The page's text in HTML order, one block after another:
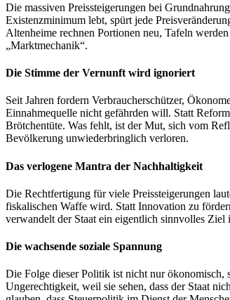
Die massiven Preissteigerungen bei
Existenzminimum lebt, spürt jede
Altenheime rechnen Portionen neu, Tafeln
„Marktmechanik“.
Die Stimme der Vernunft wird ignoriert
Seit Jahren fordern Verbraucherschützer,
Einnahmequelle nicht gefährden will. Statt
Brötchentüte. Was fehlt, ist der Mut, sich vom
Bevölkerung unwiederbringlich verloren.
Das verlogene Mantra der Nachhaltigkeit
Die Rechtfertigung für viele Preissteigerungen
fiskalischen Waffe wird. Statt Innovation zu
verwandelt der Staat ein eigentlich sinnvolles
Die wachsende soziale Spannung
Die Folge dieser Politik ist nicht nur ökonomisch,
Ungerechtigkeit, weil sie sehen, dass der Staat